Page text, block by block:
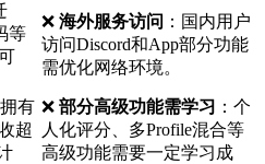
等
❌ 海外服务访问 ：国内用户
访问Discord和App部分功能
需优化网络环境。
有
超
❌ 部分高级功能需学习 ：个
人化评分、多Profile混合等
高级功能需要一定学习成